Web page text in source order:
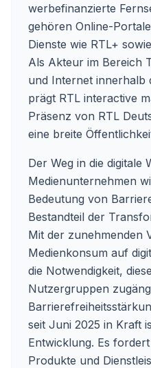
werbefinanzierte
gehören Online-
Dienste wie RTL+
Als Akteur im Bereich
und Internet innerhalb
prägt RTL interactive
Präsenz von RTL
eine breite
Der Weg in die digitale
Medienunternehmen
Bedeutung von
Bestandteil der
Mit der zunehmenden
Medienkonsum auf
die Notwendigkeit,
Nutzergruppen
seit Juni 2025 in Kraft
Entwicklung. Es
Produkte und